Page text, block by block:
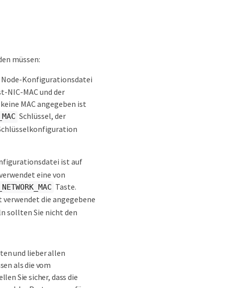
müssen:
Node-Konfigurationsdatei
NIC-MAC und der
MAC angegeben ist
Schlüssel, der
ist auf
eine von
_NETWORK_MAC Taste.
verwendet die angegebene
sollten Sie nicht den
und lieber allen
als die vom
Sie sicher, dass die